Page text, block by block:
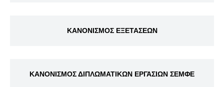
ΚΑΝΟΝΙΣΜΟΣ ΕΞΕΤΑΣΕΩΝ
ΚΑΝΟΝΙΣΜΟΣ ΔΙΠΛΩΜΑΤΙΚΩΝ ΕΡΓΑΣΙΩΝ ΣΕΜΦΕ